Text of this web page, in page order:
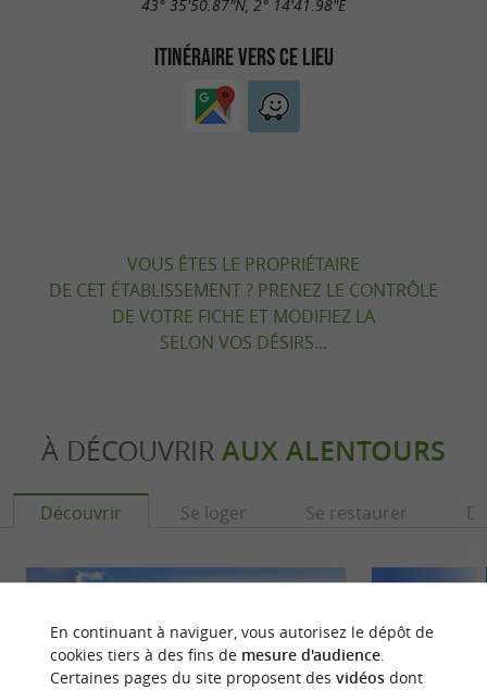
43° 35'50.87"N, 2° 14'41.98"E
ITINÉRAIRE VERS CE LIEU
VOUS ÊTES LE PROPRIÉTAIRE
DE CET ÉTABLISSEMENT ? PRENEZ LE CONTRÔLE
DE VOTRE FICHE ET MODIFIEZ LA
SELON VOS DÉSIRS...
À DÉCOUVRIR AUX ALENTOURS
Découvrir Se loger Se restaurer
En continuant à naviguer, vous autorisez le dépôt de
cookies tiers à des fins de mesure d'audience.
Certaines pages du site proposent des vidéosdont